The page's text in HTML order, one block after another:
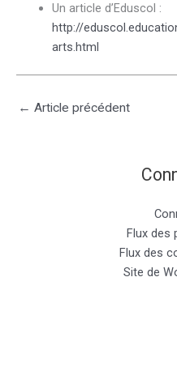
Un article d’Eduscol :
http://
arts.html
← Article précédent
Flux des
Flux des
Site de